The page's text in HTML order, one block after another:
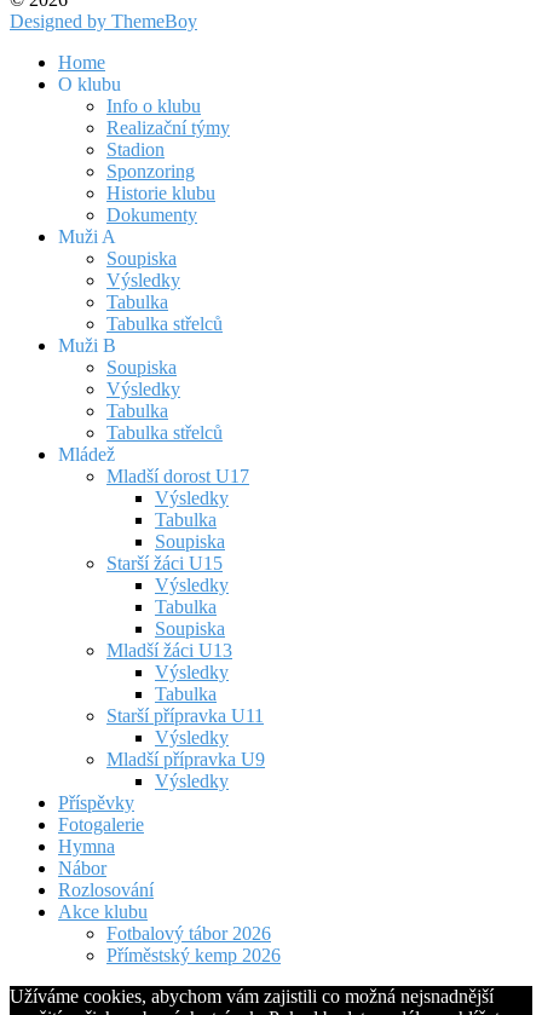
Designed by ThemeBoy
Home
O klubu
Info o klubu
Realizační týmy
Stadion
Sponzoring
Historie klubu
Dokumenty
Muži A
Soupiska
Výsledky
Tabulka
Tabulka střelců
Muži B
Soupiska
Výsledky
Tabulka
Tabulka střelců
Mládež
Mladší dorost U17
Výsledky
Tabulka
Soupiska
Starší žáci U15
Výsledky
Tabulka
Soupiska
Mladší žáci U13
Výsledky
Tabulka
Starší přípravka U11
Výsledky
Mladší přípravka U9
Výsledky
Příspěvky
Fotogalerie
Hymna
Nábor
Rozlosování
Akce klubu
Fotbalový tábor 2026
Příměstský kemp 2026
Užíváme cookies, abychom vám zajistili co možná nejsnadnější